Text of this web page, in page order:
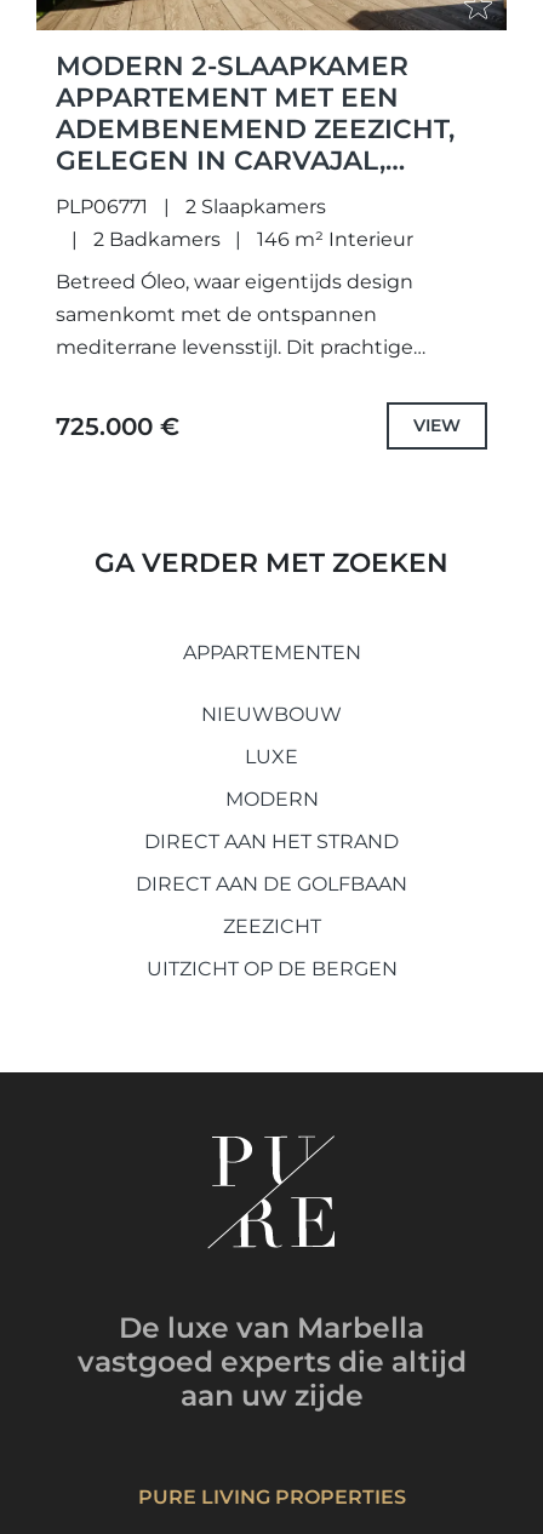
MODERN 2-SLAAPKAMER
APPARTEMENT MET EEN
ADEMBENEMEND ZEEZICHT,
GELEGEN IN CARVAJAL,
FUENGIROLA.
PLP06771
2 Slaapkamers
2 Badkamers
146 m² Interieur
Betreed Óleo, waar eigentijds design
samenkomt met de ontspannen
mediterrane levensstijl. Dit prachtige
badkamers biedt ruime leefruimtes, twee
moderne badkamers en een royaal terras...
725.000 € VIEW
GA VERDER MET ZOEKEN
APPARTEMENTEN
NIEUWBOUW
LUXE
MODERN
DIRECT AAN HET STRAND
DIRECT AAN DE GOLFBAAN
ZEEZICHT
UITZICHT OP DE BERGEN
De luxe van Marbella
vastgoed experts die altijd
aan uw zijde
PURE LIVING PROPERTIES